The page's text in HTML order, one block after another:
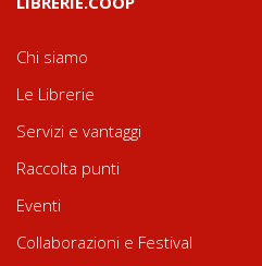
Chi siamo
Le Librerie
Servizi e vantaggi
Raccolta punti
Eventi
Collaborazioni e Festival